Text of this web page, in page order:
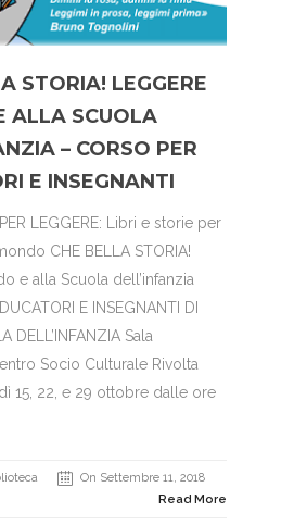
STORIA! LEGGERE
ALLA SCUOLA
– CORSO PER
E INSEGNANTI
Libri e storie per
CHE BELLA STORIA!
e alla Scuola dell’infanzia
E INSEGNANTI DI
DELL’INFANZIA Sala
Socio Culturale Rivolta
15, 22, e 29 ottobre dalle ore
On Settembre 11, 2018
Read More